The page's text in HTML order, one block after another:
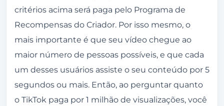
critérios acima será paga pelo Programa de
Recompensas do Criador. Por isso mesmo, o
mais importante é que seu vídeo chegue ao
maior número de pessoas possíveis, e que cada
um desses usuários assiste o seu conteúdo por 5
segundos ou mais. Então, ao perguntar quanto
o TikTok paga por 1 milhão de visualizações, você